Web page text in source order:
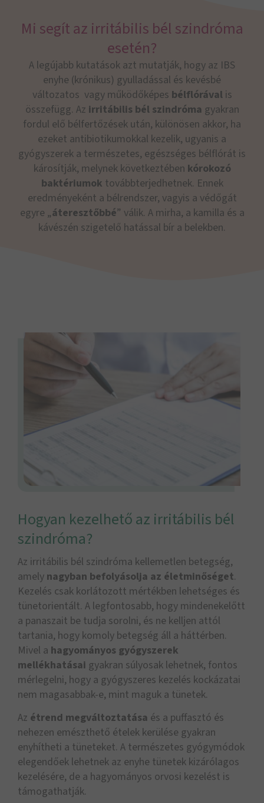
Mi segít az irritábilis bél szindróma
esetén?
A legújabb kutatások azt mutatják, hogy az IBS
enyhe (krónikus) gyulladással és kevésbé
változatos vagy működőképes bélflórávalis
összefügg. Az irritábilis bél szindróma gyakran
fordul elő bélfertőzések után, különösen akkor, ha
ezeket antibiotikumokkal kezelik, ugyanis a
gyógyszerek a természetes, egészséges bélflórát is
károsítják, melynek következtében kórokozó
baktériumok továbbterjedhetnek. Ennek
eredményeként a bélrendszer, vagyis a védőgát
egyre „áteresztőbbé” válik. A mirha, a kamilla és a
kávészén szigetelő hatással bír a belekben.
Hogyan kezelhető az irritábilis bél
szindróma?
Az irritábilis bél szindróma kellemetlen betegség,
amely nagyban befolyásolja az életminőséget.
Kezelés csak korlátozott mértékben lehetséges és
tünetorientált. A legfontosabb, hogy mindenekelőtt
a panaszait be tudja sorolni, és ne kelljen attól
tartania, hogy komoly betegség áll a háttérben.
Mivel a hagyományos gyógyszerek
mellékhatásai gyakran súlyosak lehetnek, fontos
mérlegelni, hogy a gyógyszeres kezelés kockázatai
nem magasabbak-e, mint maguk a tünetek.
Az étrend megváltoztatása és a puffasztó és
nehezen emészthető ételek kerülése gyakran
enyhítheti a tüneteket. A természetes gyógymódok
elegendőek lehetnek az enyhe tünetek kizárólagos
kezelésére, de a hagyományos orvosi kezelést is
támogathatják.